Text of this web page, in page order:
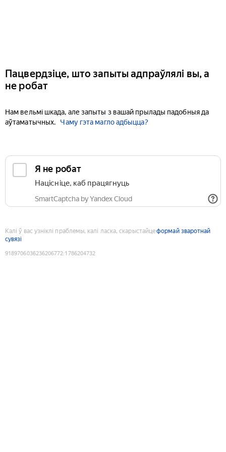
Пацвердзіце, што запыты адпраўлялі вы, а
не робат
Нам вельмі шкада, але запыты з вашай прылады падобныя да
аўтаматычных.
Чаму гэта магло адбыцца?
Я не робат
Націсніце, каб працягнуць
SmartCaptcha by Yandex Cloud
Калі ў вас узніклі праблемы, калі ласка, скарыстайцеформай зваротнай
сувязі
9189706036236206772:1786204732